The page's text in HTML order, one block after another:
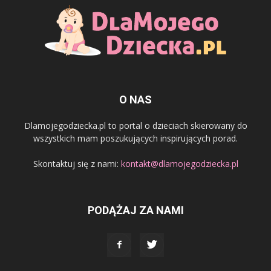
O NAS
Dlamojegodziecka.pl to portal o dzieciach skierowany do
wszystkich mam poszukujących inspirujących porad.
Skontaktuj się z nami: kontakt@dlamojegodziecka.pl
PODĄŻAJ ZA NAMI